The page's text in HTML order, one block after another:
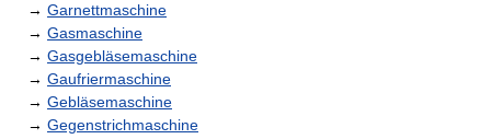
→ Garnettmaschine
→ Gasmaschine
→ Gasgebläsemaschine
→ Gaufriermaschine
→ Gebläsemaschine
→ Gegenstrichmaschine